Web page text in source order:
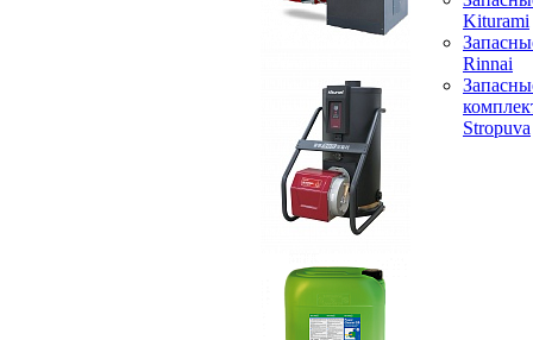
Kiturami
Rinnai
Stropuva